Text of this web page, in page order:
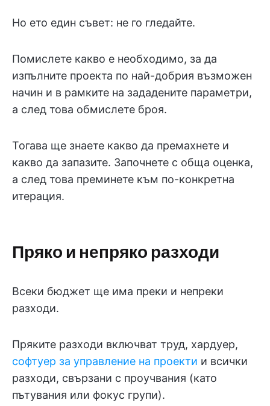
Но ето един съвет: не го гледайте.
Помислете какво е необходимо, за да
изпълните проекта по най-добрия възможен
начин и в рамките на зададените параметри,
а след това обмислете броя.
Тогава ще знаете какво да премахнете и
какво да запазите. Започнете с обща оценка,
а след това преминете към по-конкретна
итерация.
Пряко и непряко разходи
Всеки бюджет ще има преки и непреки
разходи.
Пряките разходи включват труд, хардуер,
софтуер за управление на проекти и всички
разходи, свързани с проучвания (като
пътувания или фокус групи).